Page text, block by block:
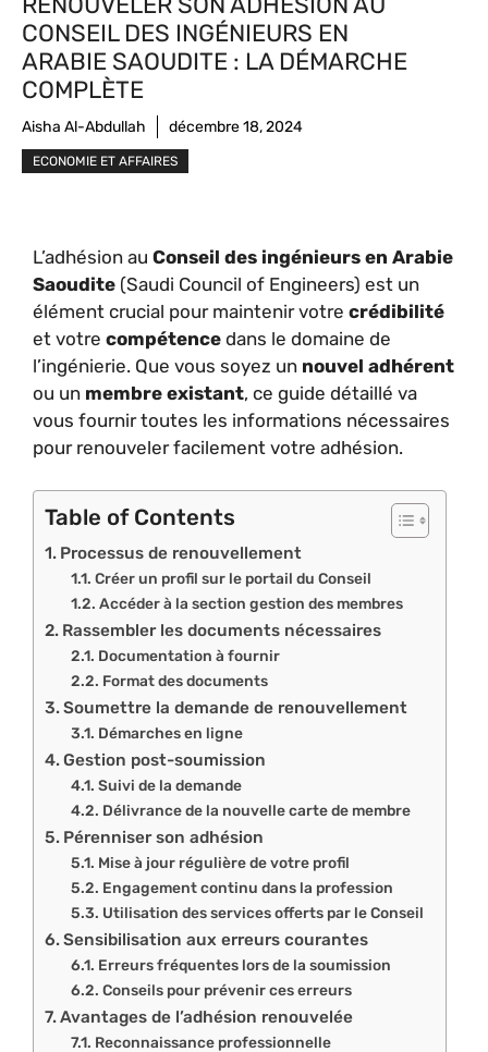
CONSEIL DES INGÉNIEURS EN
ARABIE SAOUDITE : LA DÉMARCHE
COMPLÈTE
Aisha Al-Abdullah décembre 18, 2024
ECONOMIE ET AFFAIRES
L’adhésion au Conseil des ingénieurs en Arabie
Saoudite (Saudi Council of Engineers) est un
élément crucial pour maintenir votre crédibilité
et votre compétence dans le domaine de
l’ingénierie. Que vous soyez un nouvel adhérent
ou un membre existant, ce guide détaillé va
vous fournir toutes les informations nécessaires
pour renouveler facilement votre adhésion.
Table of Contents
Processus de renouvellement
Créer un profil sur le portail du Conseil
Accéder à la section gestion des membres
Rassembler les documents nécessaires
Documentation à fournir
Format des documents
Soumettre la demande de renouvellement
Démarches en ligne
Gestion post-soumission
Suivi de la demande
Délivrance de la nouvelle carte de membre
Pérenniser son adhésion
Mise à jour régulière de votre profil
Engagement continu dans la profession
Utilisation des services offerts par le Conseil
Sensibilisation aux erreurs courantes
Erreurs fréquentes lors de la soumission
Conseils pour prévenir ces erreurs
Avantages de l’adhésion renouvelée
Reconnaissance professionnelle